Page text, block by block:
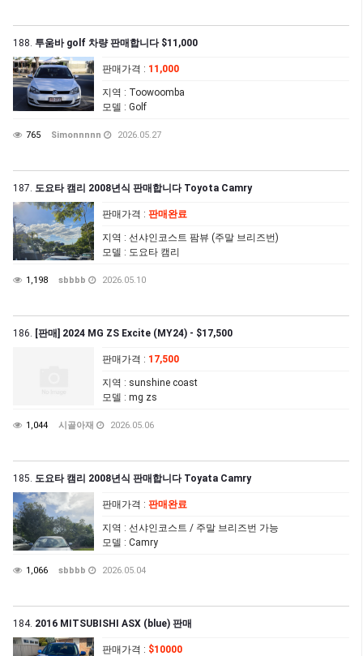
188. 투움바 golf 차량 판매합니다 $11,000
판매가격 : 11,000
지역 : Toowoomba
모델 : Golf
765 Simonnnnn 2026.05.27
187. 도요타 캠리 2008년식 판매합니다 Toyota Camry
판매가격 : 판매완료
지역 : 선샤인코스트 팜뷰 (주말 브리즈번)
모델 : 도요타 캠리
1,198 sbbbb 2026.05.10
186. [판매] 2024 MG ZS Excite (MY24) - $17,500
판매가격 : 17,500
지역 : sunshine coast
모델 : mg zs
1,044 시골아재 2026.05.06
185. 도요타 캠리 2008년식 판매합니다 Toyata Camry
판매가격 : 판매완료
지역 : 선샤인코스트 / 주말 브리즈번 가능
모델 : Camry
1,066 sbbbb 2026.05.04
184. 2016 MITSUBISHI ASX (blue) 판매
판매가격 : $10000